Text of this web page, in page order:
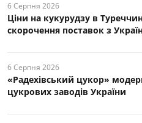
6 Серпня 2026
Ціни на кукурудзу в
скорочення поставок з
6 Серпня 2026
«Радехівський цукор»
цукрових заводів України